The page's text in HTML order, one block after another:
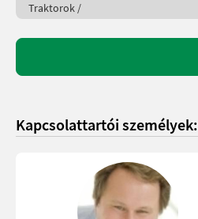
Traktorok /
Kapcsolattartói személyek: